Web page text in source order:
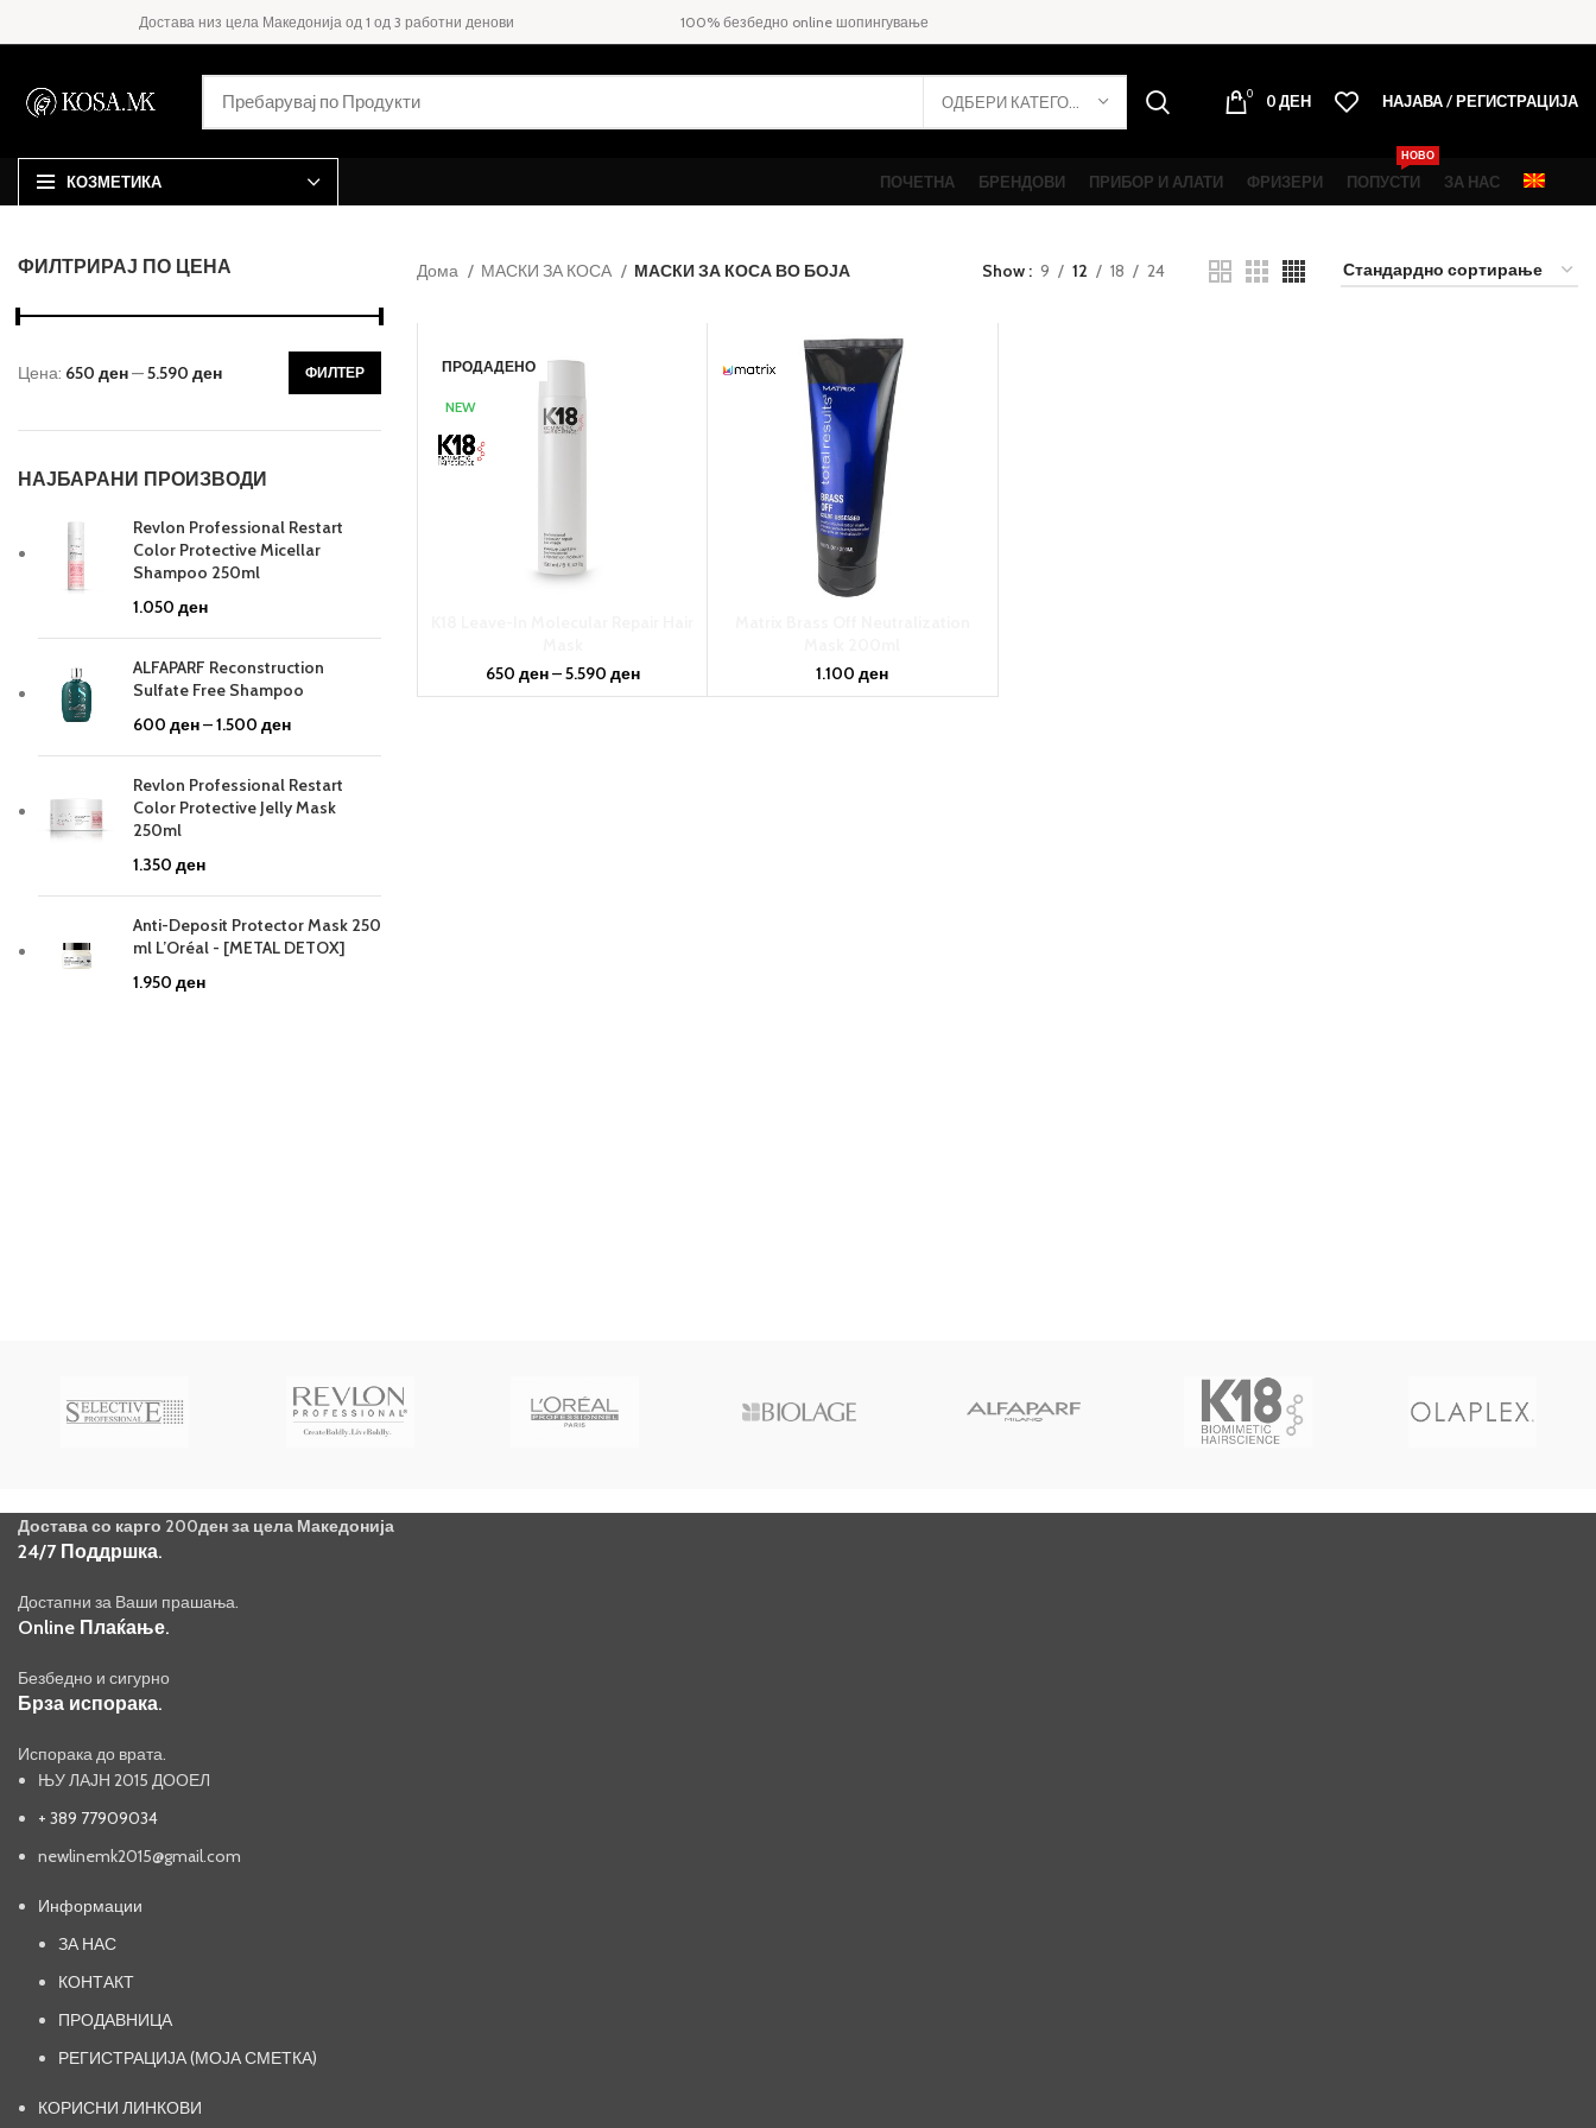
Достава низ цела Македонија од 1 од 3 работни денови 100% безбедно online шопингување
0 0ДЕН НАЈАВА / РЕГИСТРАЦИЈА
КОЗМЕТИКА ПОЧЕТНА БРЕНДОВИ ПРИБОР И АЛАТИ ФРИЗЕРИ ПОПУСТИ
НОВО
ЗА НАС
ФИЛТРИРАЈ ПО ЦЕНА
ФИЛТЕР
Цена: 650 ден—5.590 ден
НАЈБАРАНИ ПРОИЗВОДИ
Revlon Professional Restart
Color Protective Micellar
Shampoo 250ml
1.050 ден
ALFAPARF Reconstruction
Sulfate Free Shampoo
600 ден–1.500 ден
Revlon Professional Restart
Color Protective Jelly Mask
250ml
1.350 ден
Anti-Deposit Protector Mask 250
ml L’Oréal - [METAL DETOX]
1.950 ден
Дома МАСКИ ЗА КОСА МАСКИ ЗА КОСА ВО БОЈА Show 9 12 18 24
ПРОДАДЕНО
NEW
650 ден–5.590 ден
1.100ден
Достава со карго 200ден за цела Македонија
24/7 Поддршка.
Достапни за Ваши прашања.
Online Плаќање.
Безбедно и сигурно
Брза испорака.
Испорака до врата.
ЊУ ЛАЈН 2015 ДООЕЛ
+ 389 77909034
newlinemk2015@gmail.com
Информации
ЗА НАС
КОНТАКТ
ПРОДАВНИЦА
РЕГИСТРАЦИЈА (МОЈА СМЕТКА)
КОРИСНИ ЛИНКОВИ